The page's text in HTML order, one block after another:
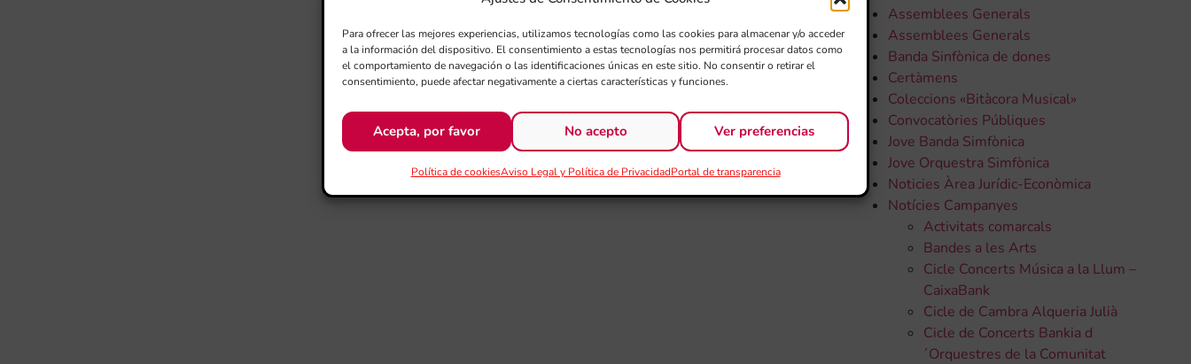
Para ofrecer las mejores experiencias, utilizamos tecnologías como las cookies para almacenar y/o acceder
a la información del dispositivo. El consentimiento a estas tecnologías nos permitirá procesar datos como
el comportamiento de navegación o las identificaciones únicas en este sitio. No consentir o retirar el
consentimiento, puede afectar negativamente a ciertas características y funciones.
Acepta, por favor No acepto Ver preferencias
Política de cookiesAviso Legal y Política de PrivacidadPortal de transparencia
Assemblees Generals
Assemblees Generals
Banda Sinfònica de dones
Certàmens
Coleccions «Bitàcora Musical»
Convocatòries Públiques
Jove Banda Simfònica
Jove Orquestra Simfònica
Noticies Àrea Jurídic-Econòmica
Notícies Campanyes
Activitats comarcals
Bandes a les Arts
Cicle Concerts Música a la Llum –
CaixaBank
Cicle de Cambra Alqueria Julià
Cicle de Concerts Bankia d
´Orquestres de la Comunitat